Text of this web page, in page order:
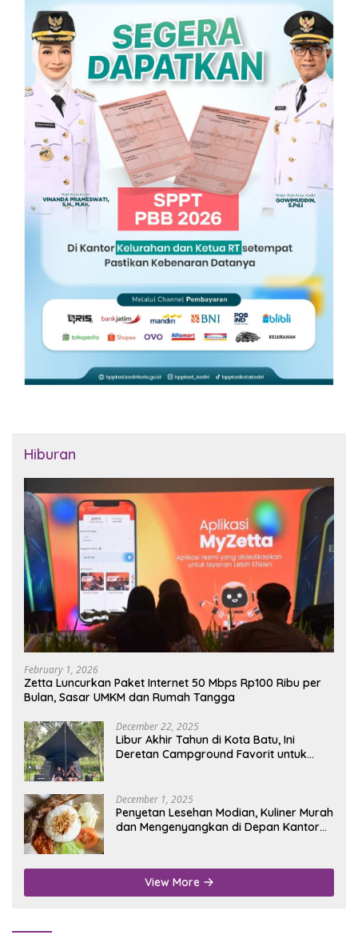
Hiburan
February 1, 2026
Zetta Luncurkan Paket Internet 50 Mbps Rp100 Ribu per
Bulan, Sasar UMKM dan Rumah Tangga
December 22, 2025
Libur Akhir Tahun di Kota Batu, Ini
Deretan Campground Favorit untuk
December 1, 2025
Penyetan Lesehan Modian, Kuliner Murah
dan Mengenyangkan di Depan Kantor
View More